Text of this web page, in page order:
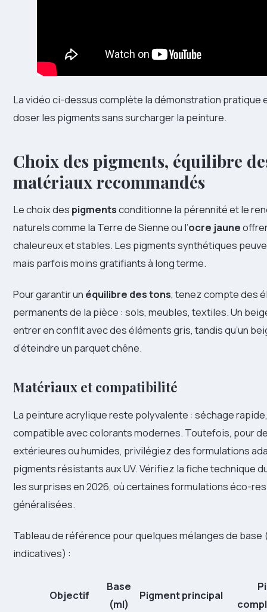
La vidéo ci-dessus complète la démonstration pratique
doser les pigments sans surcharger la peinture.
Choix des pigments, équilibre
matériaux recommandés
Le choix des pigmentsconditionne la pérennité et le
naturels comme la Terre de Sienne ou l’ocre jaune
chaleureux et stables. Les pigments synthétiques
mais parfois moins gratifiants à long terme.
Pour garantir un équilibre des tons, tenez compte des
permanents de la pièce : sols, meubles, textiles. Un
entrer en conflit avec des éléments gris, tandis qu’un
d’éteindre un parquet chêne.
Matériaux et compatibilité
La peinture acrylique reste polyvalente : séchage
compatible avec colorants modernes. Toutefois, pour
extérieures ou humides, privilégiez des formulations
pigments résistants aux UV. Vérifiez la fiche technique
les surprises en 2026, où certaines formulations éco-
généralisées.
Tableau de référence pour quelques mélanges de
indicatives) :
Objectif
Base
(ml)
Pigment principal